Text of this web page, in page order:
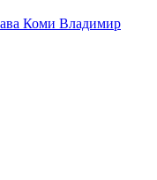
Коми Владимир